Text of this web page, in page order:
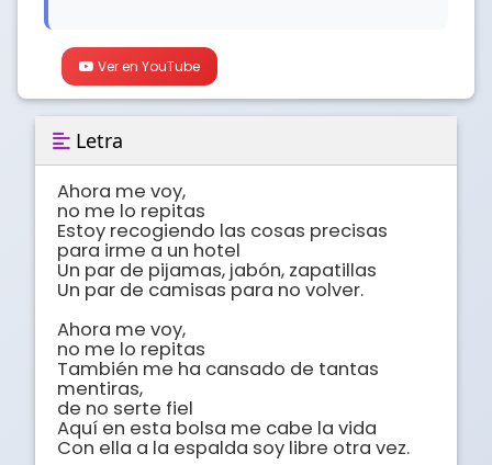
Ver en YouTube
Letra
Ahora me voy,
no me lo repitas
Estoy recogiendo las cosas precisas
para irme a un hotel
Un par de pijamas, jabón, zapatillas
Un par de camisas para no volver.
Ahora me voy,
no me lo repitas
También me ha cansado de tantas
mentiras,
de no serte fiel
Aquí en esta bolsa me cabe la vida
Con ella a la espalda soy libre otra vez.